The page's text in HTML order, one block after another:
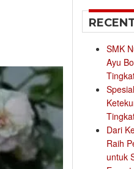
SMK
Ayu
Dari
Raih
untuk